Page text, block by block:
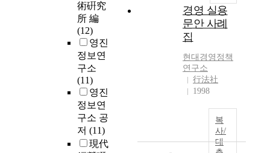
術硏究
所 編
(12)
영진
정보연
구소
(11)
영진
정보연
구소 공
저 (11)
現代
경영 실용
문안 사례
집
현대 경영 정책
연구소
行法社
1998
복
사/
대